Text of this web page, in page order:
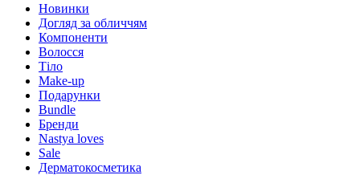
Новинки
Догляд за обличчям
Компоненти
Волосся
Тіло
Make-up
Подарунки
Bundle
Бренди
Nastya loves
Sale
Дерматокосметика